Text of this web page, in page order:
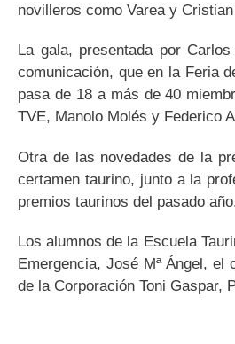
novilleros como Varea y
La gala, presentada por
comunicación, que en la Feria
pasa de 18 a más de 40
TVE, Manolo Molés y Federico
Otra de las novedades de la
certamen taurino, junto a la
premios taurinos del pasado
Los alumnos de la Escuela
Emergencia, José Mª Ángel, el
de la Corporación Toni Gaspar,